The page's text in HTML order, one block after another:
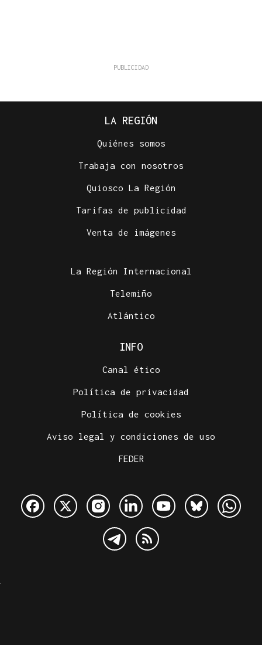
LA REGIÓN
Quiénes somos
Trabaja con nosotros
Quiosco La Región
Tarifas de publicidad
Venta de imágenes
La Región Internacional
Telemiño
Atlántico
INFO
Canal ético
Política de privacidad
Política de cookies
Aviso legal y condiciones de uso
FEDER